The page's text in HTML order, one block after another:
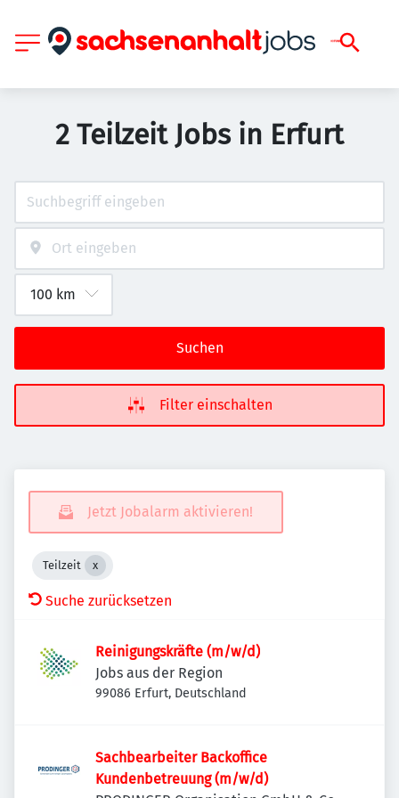
2 Teilzeit Jobs in Erfurt
Suchen
Filter einschalten
Jetzt Jobalarm aktivieren!
Teilzeit
Suche zurücksetzen
Reinigungskräfte (m/w/d)
Jobs aus der Region
99086 Erfurt, Deutschland
Sachbearbeiter Backoffice
Kundenbetreuung (m/w/d)